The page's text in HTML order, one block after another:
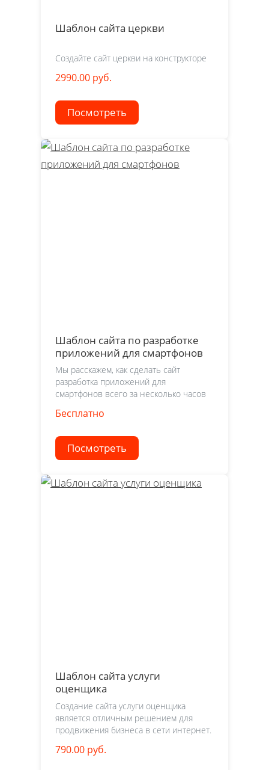
Шаблон сайта церкви
Создайте сайт церкви на конструкторе
2990.00 руб.
Посмотреть
Шаблон сайта по разработке
приложений для смартфонов
Мы расскажем, как сделать сайт
разработка приложений для
смартфонов всего за несколько часов
Бесплатно
Посмотреть
Шаблон сайта услуги
оценщика
Создание сайта услуги оценщика
является отличным решением для
продвижения бизнеса в сети интернет.
790.00 руб.